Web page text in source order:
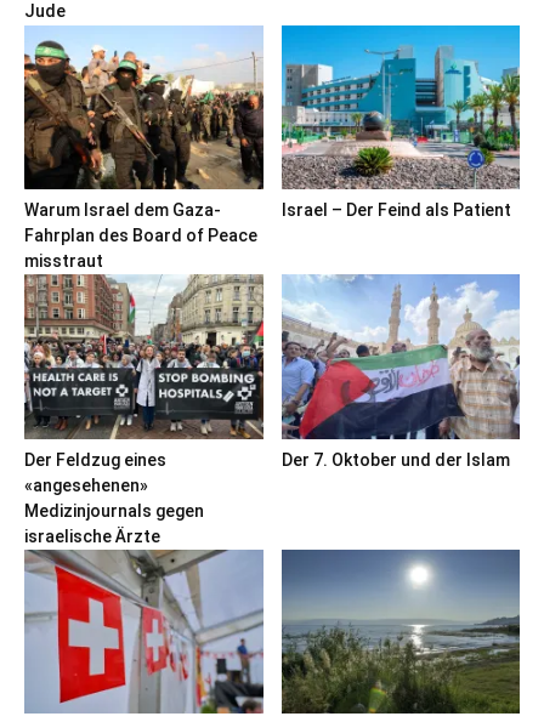
Jude
Warum Israel dem Gaza-
Fahrplan des Board of Peace
misstraut
Israel – Der Feind als Patient
Der Feldzug eines
«angesehenen»
Medizinjournals gegen
israelische Ärzte
Der 7. Oktober und der Islam